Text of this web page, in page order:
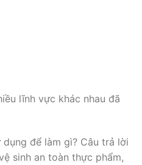
lĩnh vực khác nhau đã
để làm gì? Câu trả lời
sinh an toàn thực phẩm,